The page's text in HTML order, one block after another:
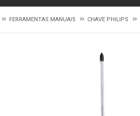
FERRAMENTAS MANUAIS CHAVE PHILIPS